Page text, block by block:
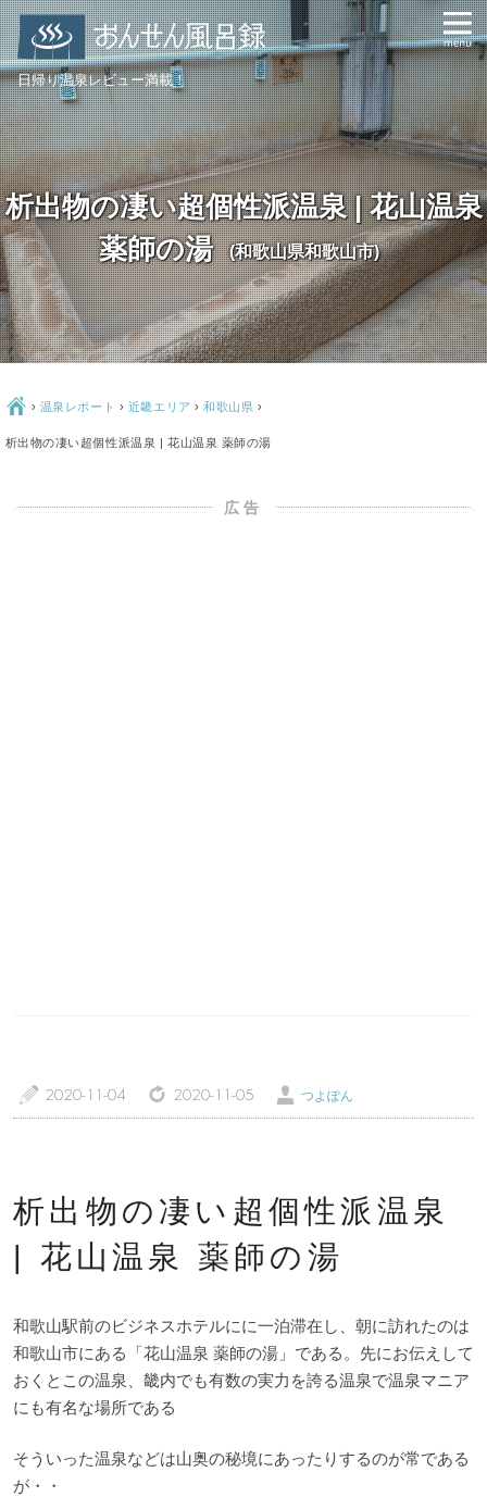
特徴・こだわりで選ぶ エリアから選ぶ
ご意見・お問い合わせ 利用規約
個人情報保護方針
日帰り温泉レビュー満載！
析出物の凄い超個性派温泉 | 花山温泉
薬師の湯
(和歌山県和歌山市)
Ç › 温泉レポート › 近畿エリア ›和歌山県 ›
析出物の凄い超個性派温泉 | 花山温泉 薬師の湯
a 2020-11-04 z 2020-11-05 Ü つよぽん
析出物の凄い超個性派温泉
| 花山温泉 薬師の湯
和歌山駅前のビジネスホテルにに一泊滞在し、朝に訪れたのは
和歌山市にある「花山温泉 薬師の湯」である。先にお伝えして
おくとこの温泉、畿内でも有数の実力を誇る温泉で温泉マニア
にも有名な場所である
そういった温泉などは山奥の秘境にあったりするのが常である
が・・